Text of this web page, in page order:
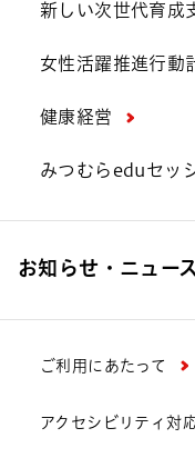
新しい次世代育成
女性活躍推進行動
健康経営
みつむらeduセッ
お知らせ・ニュー
ご利用にあたって
アクセシビリティ対